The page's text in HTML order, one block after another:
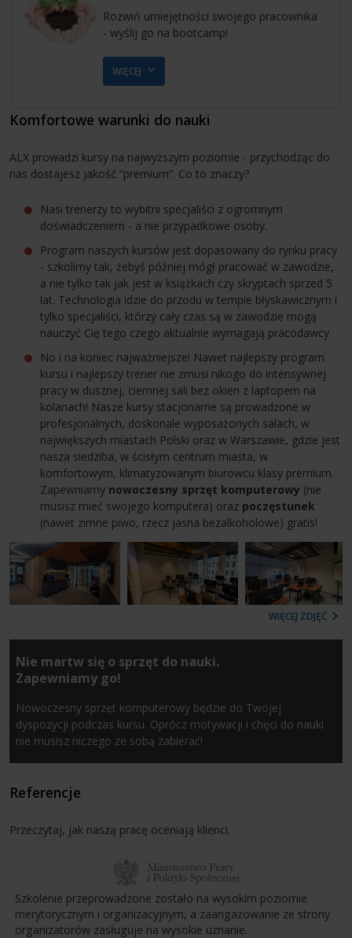
Rozwiń umiejętności swojego pracownika
- wyślij go na bootcamp!
WIĘCEJ
Komfortowe warunki do nauki
ALX prowadzi kursy na najwyższym poziomie - przychodząc do
nas dostajesz jakość “premium”. Co to znaczy?
Nasi trenerzy to wybitni specjaliści z ogromnym
doświadczeniem - a nie przypadkowe osoby.
Program naszych kursów jest dopasowany do rynku pracy
- szkolimy tak, żebyś później mógł pracować w zawodzie,
a nie tylko tak jak jest w książkach czy skryptach sprzed 5
lat. Technologia idzie do przodu w tempie błyskawicznym i
tylko specjaliści, którzy cały czas są w zawodzie mogą
nauczyć Cię tego czego aktualnie wymagają pracodawcy.
No i na koniec najważniejsze! Nawet najlepszy program
kursu i najlepszy trener nie zmusi nikogo do intensywnej
pracy w dusznej, ciemnej sali bez okien z laptopem na
kolanach! Nasze kursy stacjonarne są prowadzone w
profesjonalnych, doskonale wyposażonych salach, w
największych miastach Polski oraz w Warszawie, gdzie jest
nasza siedziba, w ścisłym centrum miasta, w
komfortowym, klimatyzowanym biurowcu klasy premium.
Zapewniamy nowoczesny sprzęt komputerowy (nie
musisz mieć swojego komputera) oraz poczęstunek
(nawet zimne piwo, rzecz jasna bezalkoholowe) gratis!
WIĘCEJ ZDJĘĆ
Nie martw się o sprzęt do nauki.
Zapewniamy go!
Nowoczesny sprzęt komputerowy będzie do Twojej
dyspozycji podczas kursu. Oprócz motywacji i chęci do nauki
nie musisz niczego ze sobą zabierać!
Referencje
Przeczytaj, jak naszą pracę oceniają klienci.
Szkolenie przeprowadzone zostało na wysokim poziomie
merytorycznym i organizacyjnym, a zaangażowanie ze strony
organizatorów zasługuje na wysokie uznanie.